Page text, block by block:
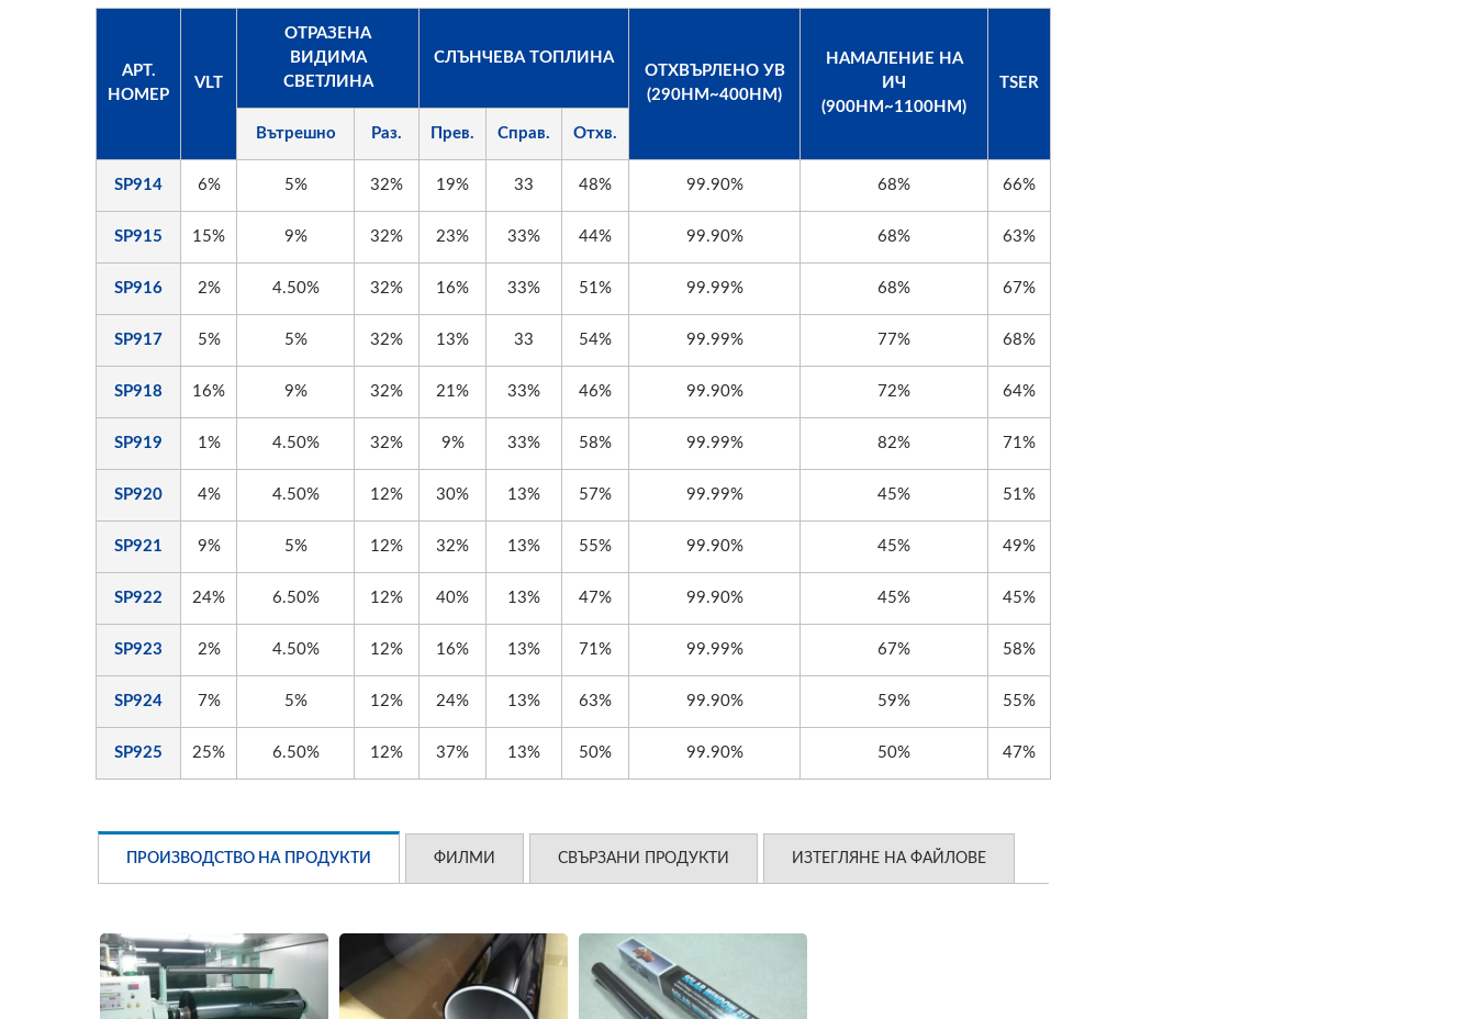
АРТ.
НОМЕР
VLT
ОТРАЗЕНА
ВИДИМА
СВЕТЛИНА
СЛЪНЧЕВА ТОПЛИНА
ОТХВЪРЛЕНО УВ
(290НМ~400НМ)
НАМАЛЕНИЕ НА
ИЧ
(900НМ~1100НМ)
TSER
Вътрешно Раз. Прев. Справ. Отхв.
SP914 6% 5% 32% 19% 33 48% 99.90% 68% 66%
SP915 15% 9% 32% 23% 33% 44% 99.90% 68% 63%
SP916 2% 4.50% 32% 16% 33% 51% 99.99% 68% 67%
SP917 5% 5% 32% 13% 33 54% 99.99% 77% 68%
SP918 16% 9% 32% 21% 33% 46% 99.90% 72% 64%
SP919 1% 4.50% 32% 9% 33% 58% 99.99% 82% 71%
SP920 4% 4.50% 12% 30% 13% 57% 99.99% 45% 51%
SP921 9% 5% 12% 32% 13% 55% 99.90% 45% 49%
SP922 24% 6.50% 12% 40% 13% 47% 99.90% 45% 45%
SP923 2% 4.50% 12% 16% 13% 71% 99.99% 67% 58%
SP924 7% 5% 12% 24% 13% 63% 99.90% 59% 55%
SP925 25% 6.50% 12% 37% 13% 50% 99.90% 50% 47%
ПРОИЗВОДСТВО НА ПРОДУКТИ ФИЛМИ СВЪРЗАНИ ПРОДУКТИ ИЗТЕГЛЯНЕ НА ФАЙЛОВЕ